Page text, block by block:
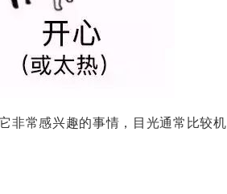
常感兴趣的事情，目光通常比较机